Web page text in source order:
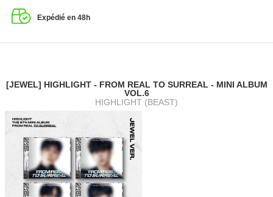
Expédié en 48h
[JEWEL] HIGHLIGHT - FROM REAL TO SURREAL - MINI ALBUM
VOL.6
HIGHLIGHT (BEAST)